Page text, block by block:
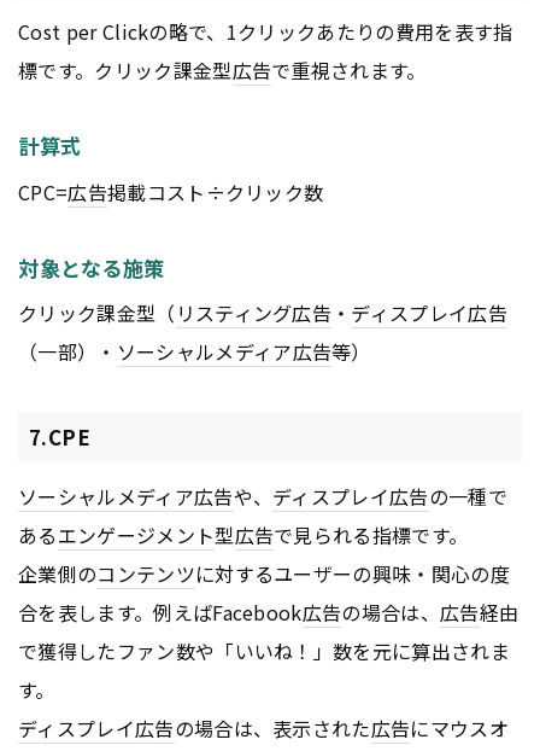
Cost per Clickの略で、1クリックあたりの費用を表す指
標です。クリック課金型広告で重視されます。
計算式
CPC=広告掲載コスト÷クリック数
対象となる施策
クリック課金型（ リスティング広告 ・ ディスプレイ広告
（一部）・ ソーシャルメディア広告等）
7.CPE
ソーシャルメディア広告や、 ディスプレイ広告の一種で
あるエンゲージメント型広告で見られる指標です。
企業側のコンテンツに対するユーザーの興味・関心の度
合を表します。例えばFacebook広告の場合は、 広告経由
で獲得したファン数や「いいね！」数を元に算出されま
す。
ディスプレイ広告の場合は、表示された広告にマウスオ